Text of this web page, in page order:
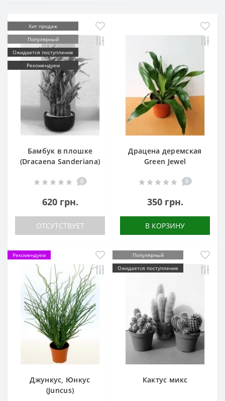
Хит продаж
Популярный
Ожидается поступление
Рекомендуем
Бамбук в плошке
(Dracaena Sanderiana)
0
620 грн.
ОТСУТСТВУЕТ
Драцена деремская
Green Jewel
0
350 грн.
В КОРЗИНУ
Рекомендуем
Джункус, Юнкус
(Juncus)
Популярный
Ожидается поступление
Кактус микс